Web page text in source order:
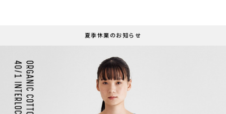
夏季休業のお知らせ